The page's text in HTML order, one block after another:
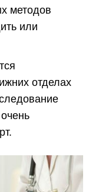
методов
или
отделах